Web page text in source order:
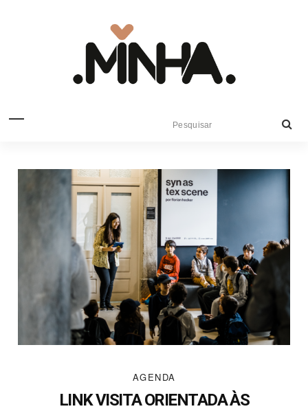
AGENDA
LINK VISITA ORIENTADA ÀS